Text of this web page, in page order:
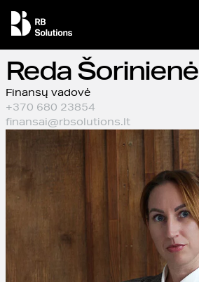
Reda Šorinienė
Finansų vadovė
+370 680 23854
finansai@rbsolutions.lt